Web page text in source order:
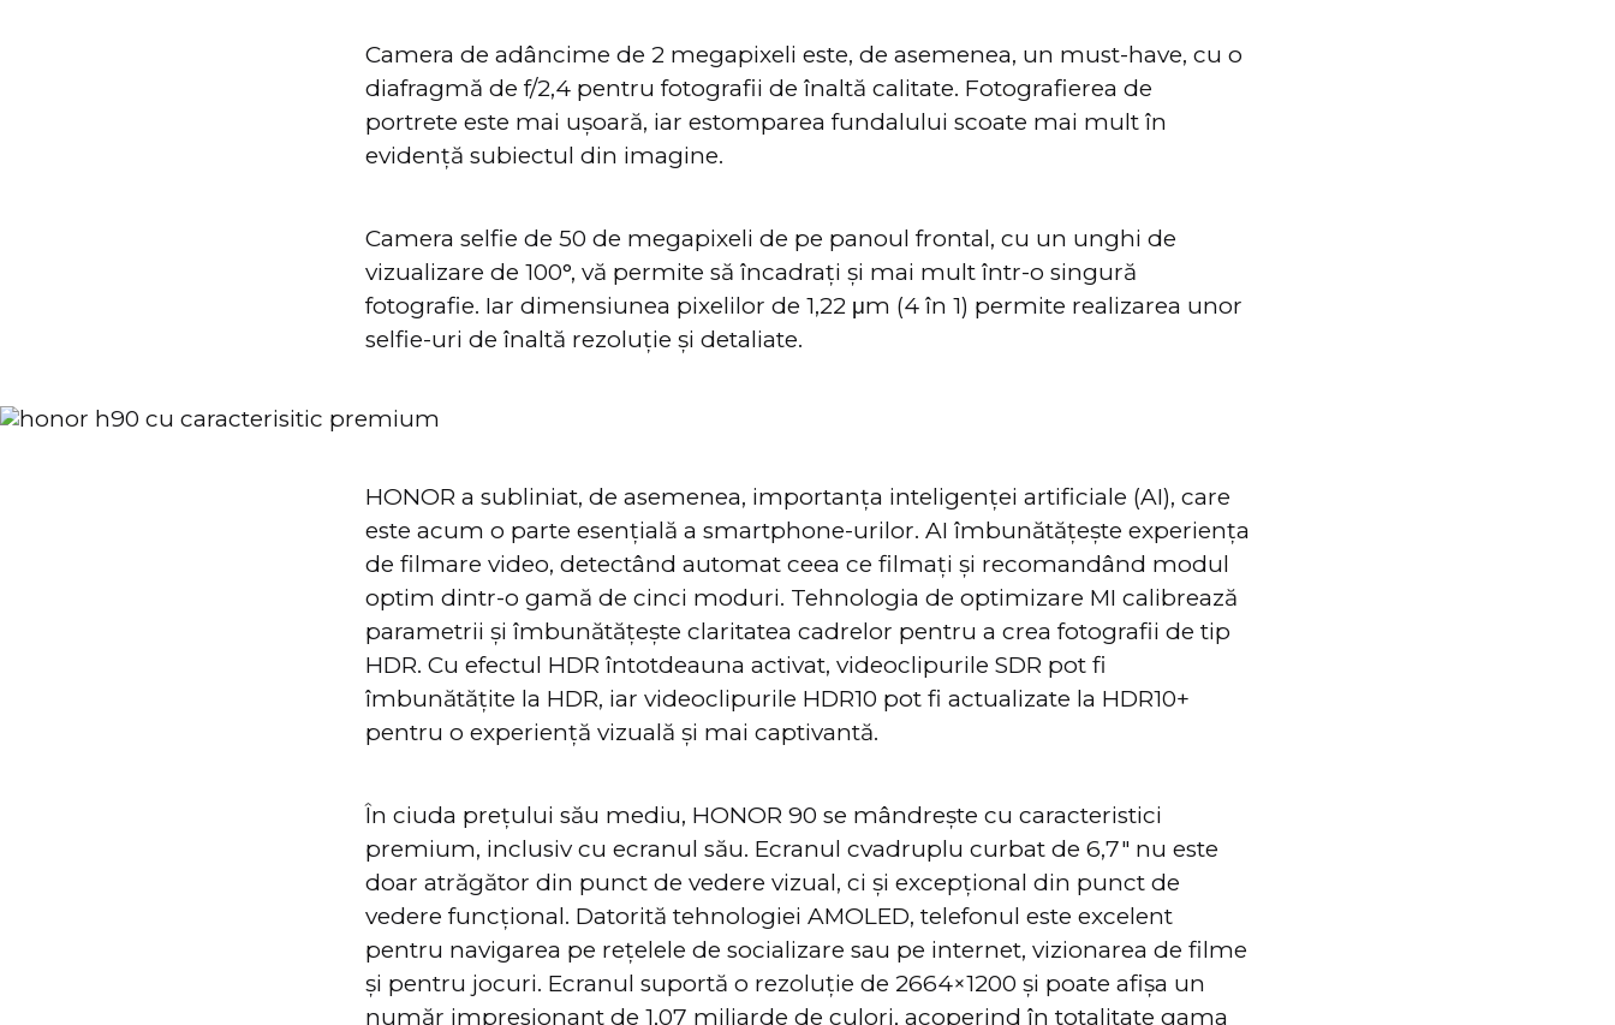
Camera de adâncime de 2 megapixeli este, de asemenea, un must-have, cu o
diafragmă de f/2,4 pentru fotografii de înaltă calitate. Fotografierea de
portrete este mai ușoară, iar estomparea fundalului scoate mai mult în
evidență subiectul din imagine.
Camera selfie de 50 de megapixeli de pe panoul frontal, cu un unghi de
vizualizare de 100°, vă permite să încadrați și mai mult într-o singură
fotografie. Iar dimensiunea pixelilor de 1,22 μm (4 în 1) permite realizarea unor
selfie-uri de înaltă rezoluție și detaliate.
HONOR a subliniat, de asemenea, importanța inteligenței artificiale (AI), care
este acum o parte esențială a smartphone-urilor. AI îmbunătățește experiența
de filmare video, detectând automat ceea ce filmați și recomandând modul
optim dintr-o gamă de cinci moduri. Tehnologia de optimizare MI calibrează
parametrii și îmbunătățește claritatea cadrelor pentru a crea fotografii de tip
HDR. Cu efectul HDR întotdeauna activat, videoclipurile SDR pot fi
îmbunătățite la HDR, iar videoclipurile HDR10 pot fi actualizate la HDR10+
pentru o experiență vizuală și mai captivantă.
În ciuda prețului său mediu, HONOR 90 se mândrește cu caracteristici
premium, inclusiv cu ecranul său. Ecranul cvadruplu curbat de 6,7″ nu este
doar atrăgător din punct de vedere vizual, ci și excepțional din punct de
vedere funcțional. Datorită tehnologiei AMOLED, telefonul este excelent
pentru navigarea pe rețelele de socializare sau pe internet, vizionarea de filme
și pentru jocuri. Ecranul suportă o rezoluție de 2664×1200 și poate afișa un
număr impresionant de 1,07 miliarde de culori, acoperind în totalitate gama